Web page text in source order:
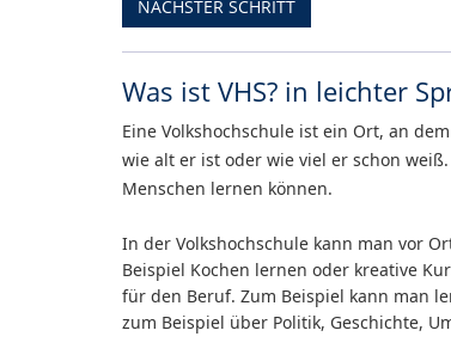
NÄCHSTER SCHRITT
Was ist VHS? in leichter
Eine Volkshochschule ist ein Ort, an
wie alt er ist oder wie viel er schon
Menschen lernen können.
In der Volkshochschule kann man vor
Beispiel Kochen lernen oder kreative
für den Beruf. Zum Beispiel kann man
zum Beispiel über Politik, Geschichte,